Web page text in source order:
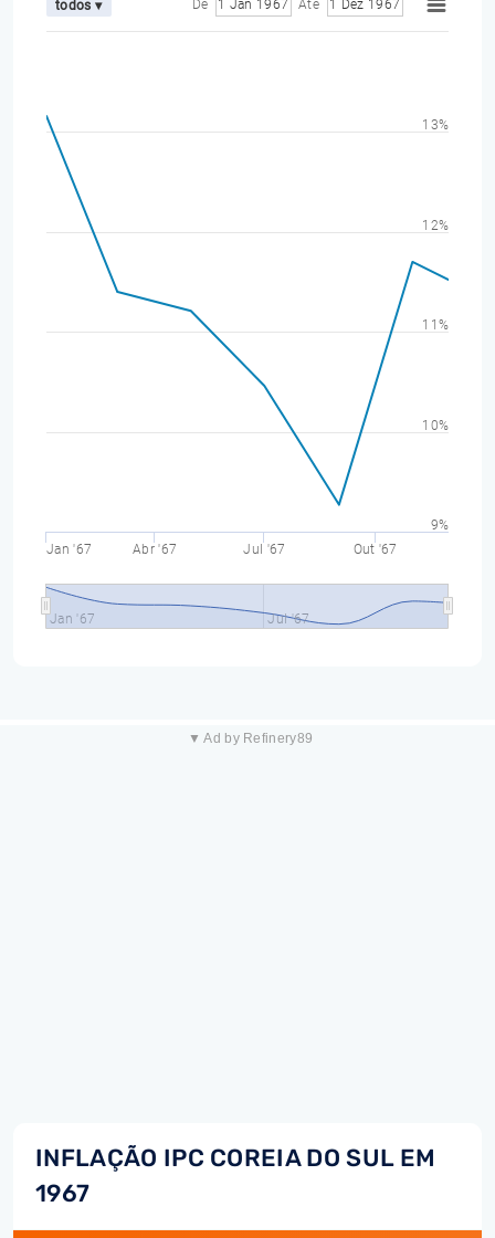
todos ▾ De 1 Jan 1967 Até 1 Dez 1967
Jan '67 Abr '67 Jul '67 Out '67
Jan '67 Jul '67
9%
10%
11%
12%
13%
▼ Ad by Refinery89
INFLAÇÃO IPC COREIA DO SUL EM
1967